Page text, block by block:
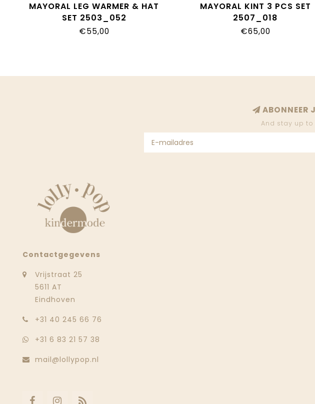
MAYORAL LEG WARMER & HAT
SET 2503_052
€55,00
MAYORAL KINT 3 PCS SET
2507_018
€65,00
ABONNEER
And stay up
Contactgegevens
Vrijstraat 25
5611 AT
Eindhoven
‭+31 40 245 66 76
+31 6 83 21 57 38
mail@lollypop.nl